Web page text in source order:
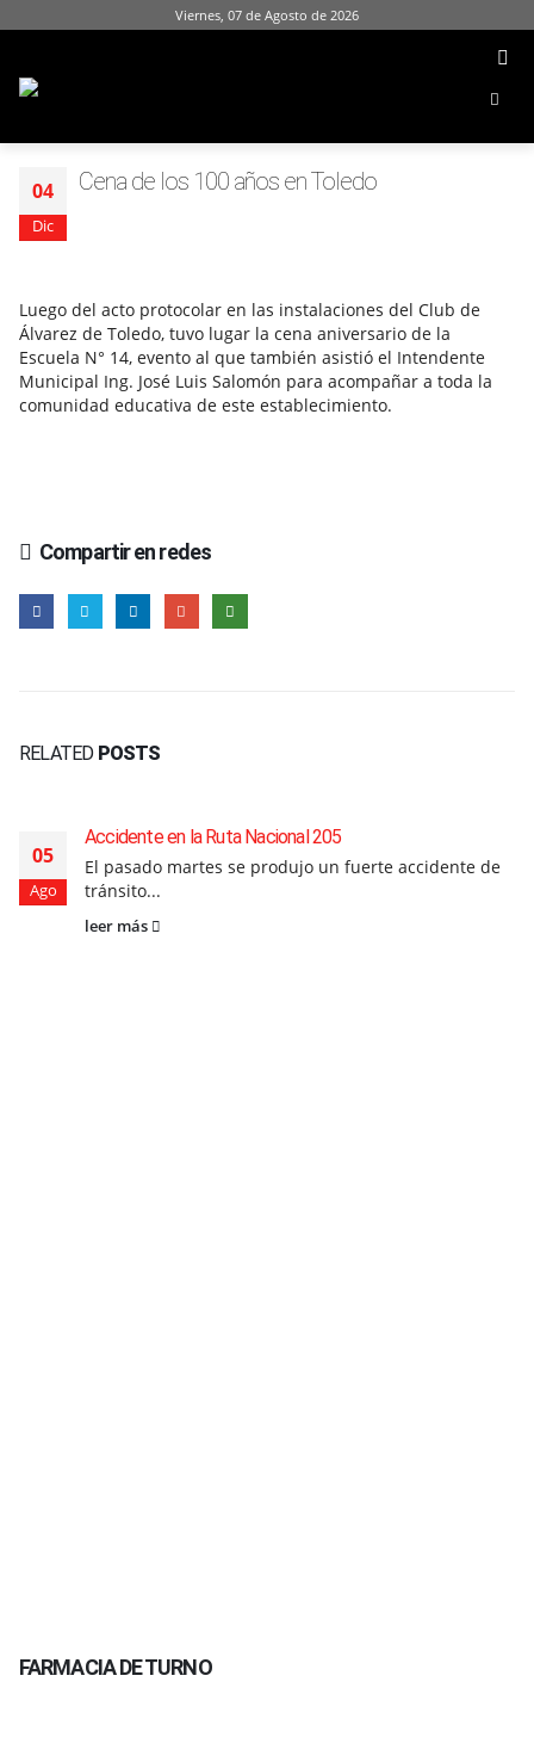
Viernes, 07 de Agosto de 2026
04
Dic
Cena de los 100 años en Toledo
Luego del acto protocolar en las instalaciones del Club de
Álvarez de Toledo, tuvo lugar la cena aniversario de la
Escuela N° 14, evento al que también asistió el Intendente
Municipal Ing. José Luis Salomón para acompañar a toda la
comunidad educativa de este establecimiento.
Compartir en redes
RELATED POSTS
05
Ago
Accidente en la Ruta Nacional 205
El pasado martes se produjo un fuerte accidente de
tránsito...
leer más
FARMACIA DE TURNO